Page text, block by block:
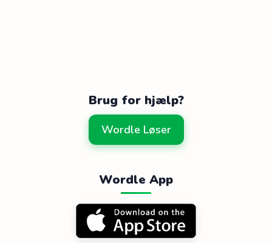
Brug for hjælp?
Wordle Løser
Wordle App